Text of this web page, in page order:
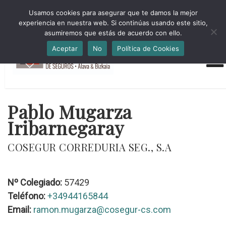
HORARIO INVIERNO Lun-Jue 09:00-16:30 Vier 9:00-14:00
administracion@cmsab.eus 94.442.43.43 Móvil y Whatsapp
688.889.170
Pablo Mugarza
Iribarnegaray
COSEGUR CORREDURIA SEG., S.A
Nº Colegiado: 57429
Teléfono:+34944165844
Email: ramon.mugarza@cosegur-cs.com
Usamos cookies para asegurar que te damos la mejor
experiencia en nuestra web. Si continúas usando este sitio,
asumiremos que estás de acuerdo con ello.
Aceptar
No Política de Cookies